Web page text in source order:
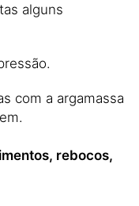
alguns
com a argamassa
rebocos,